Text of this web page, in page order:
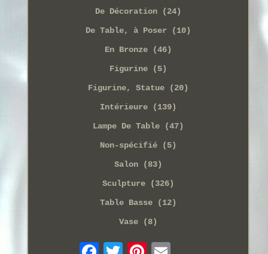
De Décoration (24)
De Table, à Poser (10)
En Bronze (46)
Figurine (5)
Figurine, Statue (20)
Intérieure (139)
Lampe De Table (47)
Non-spécifié (5)
Salon (83)
Sculpture (326)
Table Basse (12)
Vase (8)